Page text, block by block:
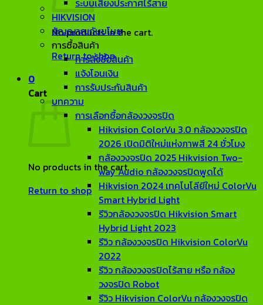
No products in the cart.
Return to shop
0
Cart
No products in the cart.
Return to shop
ระบบเสียงประกาศไร้สาย
HIKVISION
สัญญาณกันขโมย
การซื้อสินค้า
การสั่งซื้อสินค้า
แจ้งโอนเงิน
การรับประกันสินค้า
บทความ
การเลือกซื้อกล้องวงจรปิด
Hikvision ColorVu 3.0 กล้องวงจรปิด
2026 เปิดมิติใหม่แห่งภาพสี 24 ชั่วโมง
กล้องวงจรปิด 2025 Hikvision Two-
way Audio กล้องวงจรปิดพูดได้
Hikvision 2024 เทคโนโลียีใหม่ ColorVu
Smart Hybrid Light
รีวิวกล้องวงจรปิด Hikvision Smart
Hybrid Light 2023
รีวิว กล้องวงจรปิด Hikvision ColorVu
2022
รีวิว กล้องวงจรปิดไร้สาย หรือ กล้อง
วงจรปิด Robot
รีวิว Hikvision ColorVu กล้องวงจรปิด